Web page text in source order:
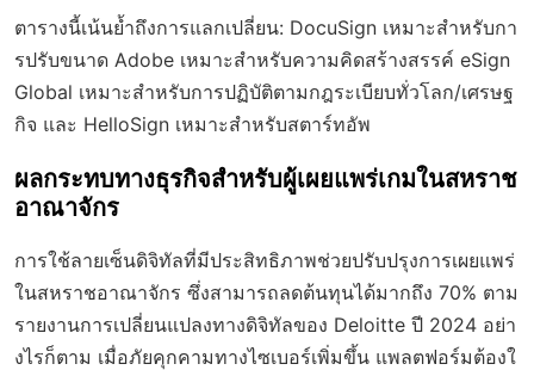
ตารางนี้เน้นย้ำถึงการแลกเปลี่ยน: DocuSign เหมาะสำหรับกา
รปรับขนาด Adobe เหมาะสำหรับความคิดสร้างสรรค์ eSign
Global เหมาะสำหรับการปฏิบัติตามกฎระเบียบทั่วโลก/เศรษฐ
กิจ และ HelloSign เหมาะสำหรับสตาร์ทอัพ
ผลกระทบทางธุรกิจสำหรับผู้เผยแพร่เกมในสหราช
อาณาจักร
การใช้ลายเซ็นดิจิทัลที่มีประสิทธิภาพช่วยปรับปรุงการเผยแพร่
ในสหราชอาณาจักร ซึ่งสามารถลดต้นทุนได้มากถึง 70% ตาม
รายงานการเปลี่ยนแปลงทางดิจิทัลของ Deloitte ปี 2024 อย่า
งไรก็ตาม เมื่อภัยคุกคามทางไซเบอร์เพิ่มขึ้น แพลตฟอร์มต้องใ